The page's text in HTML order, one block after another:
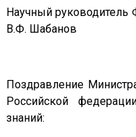
Научный
В.Ф. Шабанов
Поздравление
Российской
знаний: